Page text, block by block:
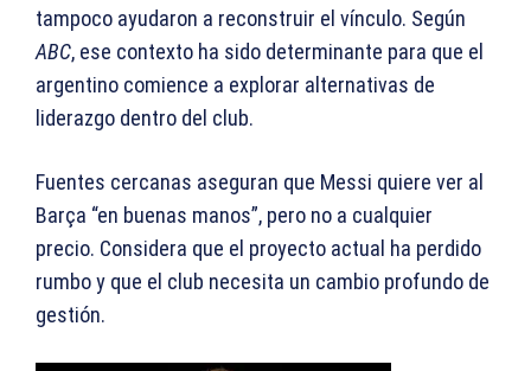
tampoco ayudaron a reconstruir el vínculo. Según
ABC, ese contexto ha sido determinante para que el
argentino comience a explorar alternativas de
liderazgo dentro del club.
Fuentes cercanas aseguran que Messi quiere ver al
Barça “en buenas manos”, pero no a cualquier
precio. Considera que el proyecto actual ha perdido
rumbo y que el club necesita un cambio profundo de
gestión.